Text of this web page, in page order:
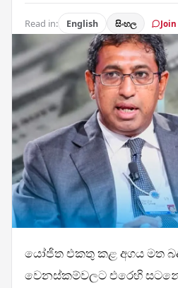
Read in: English සිංහල
යෝජිත එකතු කළ අගය මත
වෙනස්කම්වලට එරෙහි සටනේ